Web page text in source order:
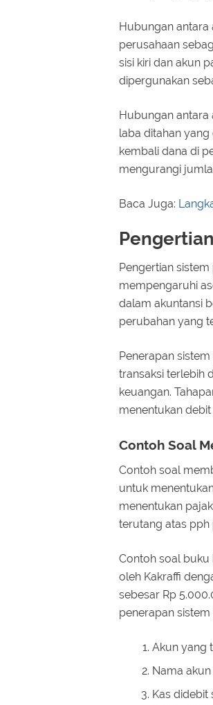
Hubungan antara
perusahaan
sisi kiri dan akun
dipergunakan
Hubungan
laba ditahan
kembali dana di
mengurangi
Baca Juga:
Pengertian
mempengaruhi
dalam akuntansi
perubahan yang
Penerapan
transaksi terlebih
keuangan.
menentukan
Contoh Soal
Contoh soal
untuk
menentukan
terutang atas pph
Contoh soal buku
oleh Kakraffi
sebesar Rp
penerapan
Akun yang
Nama
Kas